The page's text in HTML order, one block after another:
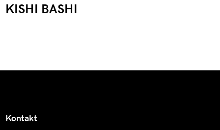
KISHI BASHI
Kontakt